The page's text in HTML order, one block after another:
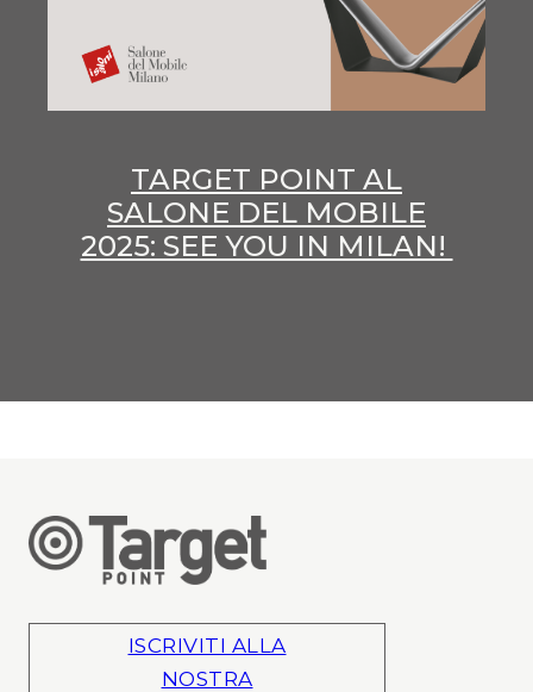
TARGET POINT AL
SALONE DEL MOBILE
2025: SEE YOU IN MILAN!
ISCRIVITI ALLA
NOSTRA